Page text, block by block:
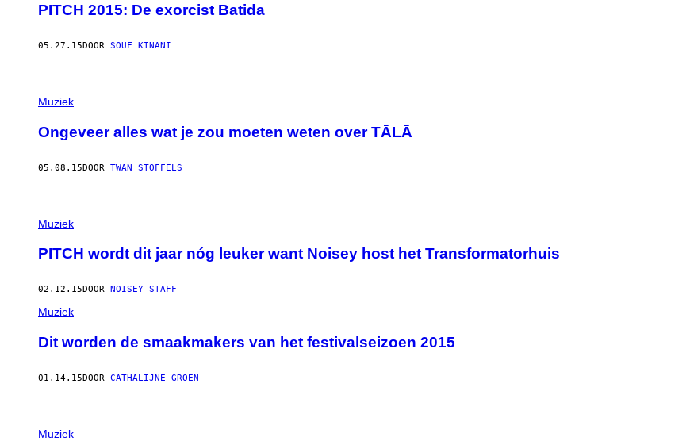
PITCH 2015: De exorcist Batida
05.27.15DOOR SOUF KINANI
Muziek
Ongeveer alles wat je zou moeten weten over TĀLĀ
05.08.15DOOR TWAN STOFFELS
Muziek
PITCH wordt dit jaar nóg leuker want Noisey host het Transformatorhuis
02.12.15DOOR NOISEY STAFF
Muziek
Dit worden de smaakmakers van het festivalseizoen 2015
01.14.15DOOR CATHALIJNE GROEN
Muziek